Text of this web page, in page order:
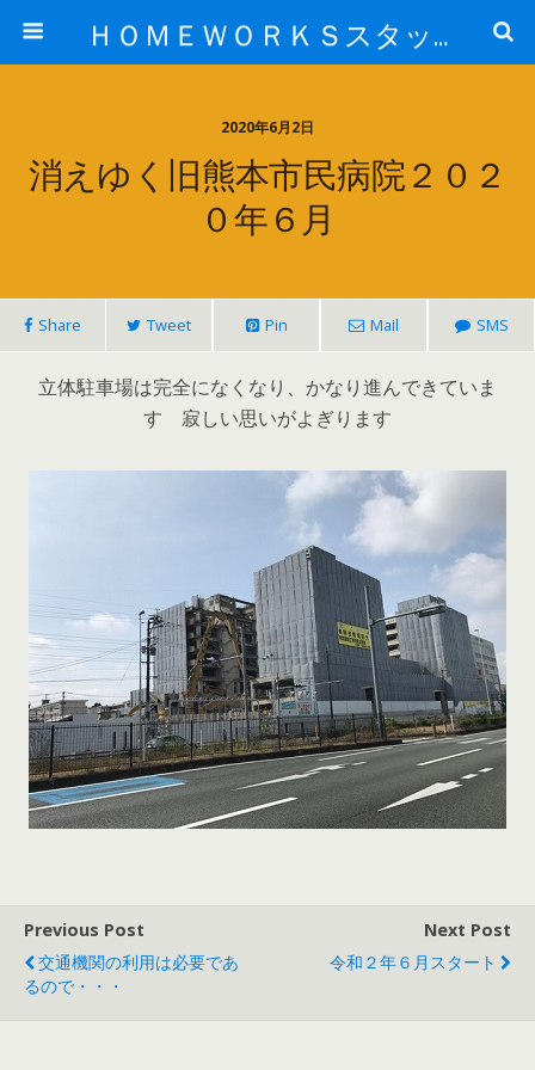
ＨＯＭＥＷＯＲＫＳスタッフ日記ブログ
2020年6月2日
消えゆく旧熊本市民病院２０２
０年６月
Share Tweet Pin Mail SMS
立体駐車場は完全になくなり、かなり進んできていま
す 寂しい思いがよぎります
Previous Post
交通機関の利用は必要であ
るので・・・
Next Post
令和２年６月スタート